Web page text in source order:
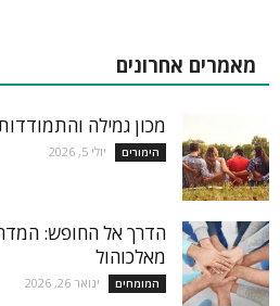
מאמרים אחרונים
מכון גמילה
הימורים יולי 5, 2026
הדרך אל החופש:
מאלכוהול
המומחים ינואר 26, 2026